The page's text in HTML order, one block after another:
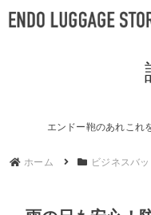
ブランドから探す
容量から探す
エンドー鞄のあれこれ
ホーム ビジネスバ